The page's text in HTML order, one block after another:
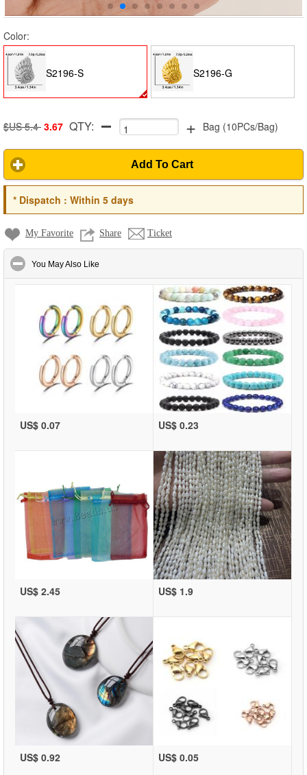
Color:
S2196-S S2196-G
$US 5.4 3.67 QTY: + Bag (10PCs/Bag)
Add To Cart
*Dispatch : Within 5 days
My Favorite Share Ticket
You May Also Like
US$ 0.07 US$ 0.23
US$ 2.45 US$ 1.9
US$ 0.92 US$ 0.05